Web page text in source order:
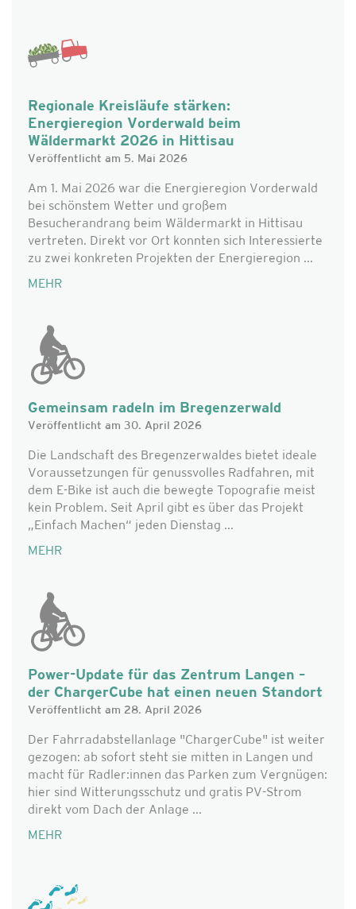
Regionale Kreisläufe stärken:
Energieregion Vorderwald beim
Wäldermarkt 2026 in Hittisau
Veröffentlicht am 5. Mai 2026
Am 1. Mai 2026 war die Energieregion Vorderwald
bei schönstem Wetter und großem
Besucherandrang beim Wäldermarkt in Hittisau
vertreten. Direkt vor Ort konnten sich Interessierte
zu zwei konkreten Projekten der Energieregion ...
MEHR
Gemeinsam radeln im Bregenzerwald
Veröffentlicht am 30. April 2026
Die Landschaft des Bregenzerwaldes bietet ideale
Voraussetzungen für genussvolles Radfahren, mit
dem E-Bike ist auch die bewegte Topografie meist
kein Problem. Seit April gibt es über das Projekt
„Einfach Machen“ jeden Dienstag ...
MEHR
Power-Update für das Zentrum Langen –
der ChargerCube hat einen neuen Standort
Veröffentlicht am 28. April 2026
Der Fahrradabstellanlage "ChargerCube" ist weiter
gezogen: ab sofort steht sie mitten in Langen und
macht für Radler:innen das Parken zum Vergnügen:
hier sind Witterungsschutz und gratis PV-Strom
direkt vom Dach der Anlage ...
MEHR